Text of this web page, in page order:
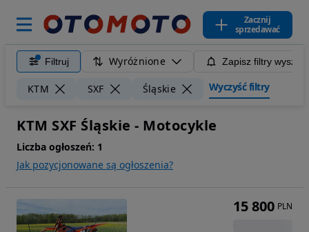
Zacznij
sprzedawać
Filtruj Wyróżnione Zapisz filtry
KTM SXF Śląskie Wyczyść filtry
KTM SXF Śląskie - Motocykle
Liczba ogłoszeń: 1
Jak pozycjonowane są ogłoszenia?
15 800 PLN